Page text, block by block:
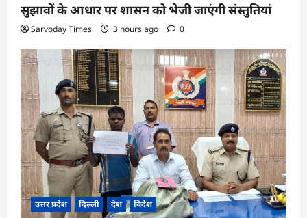
सुझावों के आधार पर शासन को भेजी जाएंगी संस्तुतियां
Sarvoday Times 3 hours ago 0
उत्तर प्रदेश दिल्ली देश विदेश